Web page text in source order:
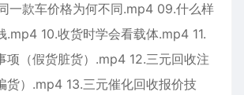
一款车价格为何不同.mp4 09.什么样
.mp4 10.收货时学会看载体.mp4 11.
项（假货脏货）.mp4 12.三元回收注
货）.mp4 13.三元催化回收报价技